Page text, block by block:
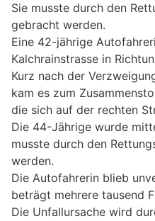
Sie musste durch den
gebracht werden.
Eine 42-jährige
Kalchrainstrasse in
Kurz nach der
kam es zum
die sich auf der rechten
Die 44-Jährige wurde
musste durch den
werden.
Die Autofahrerin blieb
beträgt mehrere tausend
Die Unfallursache wird